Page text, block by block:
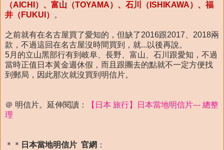
（AICHI）、富山（TOYAMA）、石川（ISHIKAWA）、福
井（FUKUI）
。
之前就有在名古屋買了愛知的，但缺了2016跟2017、2018兩
款，不過這回在名古屋沒時間買到，就...以後再說。
5月的立山黑部行有到岐阜、長野、富山、石川跟愛知，不過
當時正值日本黃金週休假，而且跟團去的點就不一定方便找
到郵局，因此那次就沒買到明信片。
＠ 明信片。延伸閱讀：
【日本 旅行】日本當地明信片--- 總整
理
＊＊ 日本當地明信片 官網 ：